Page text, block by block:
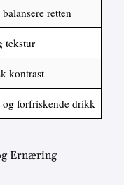
retten
tekstur
kontrast
og forfriskende drikk
Ernæring